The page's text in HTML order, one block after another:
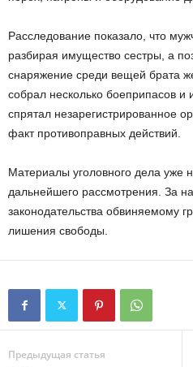
Расследование показало, что
разбирая имущество сестры, а
снаряжение среди вещей брата
собрал несколько боеприпасов и
спрятал незарегистрированное
факт противоправных действий.
Материалы уголовного дела уже
дальнейшего рассмотрения. За
законодательства обвиняемому
лишения свободы.
Предыдущая статья